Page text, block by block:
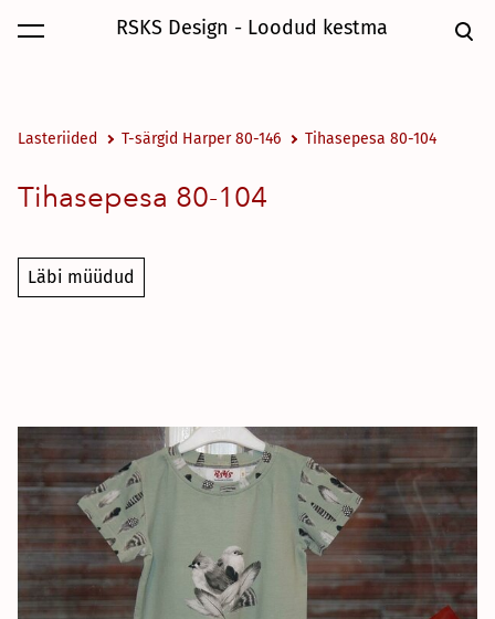
RSKS Design - Loodud kestma
lisati ostukorvi. Vaata ostukorvi
Lasteriided T-särgid Harper 80-146 Tihasepesa 80-104
Tihasepesa 80-104
Läbi müüdud